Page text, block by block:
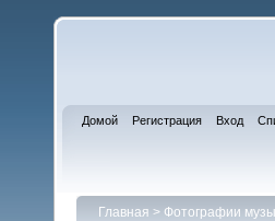
Домой Регистрация Вход
Главная > Фотографии